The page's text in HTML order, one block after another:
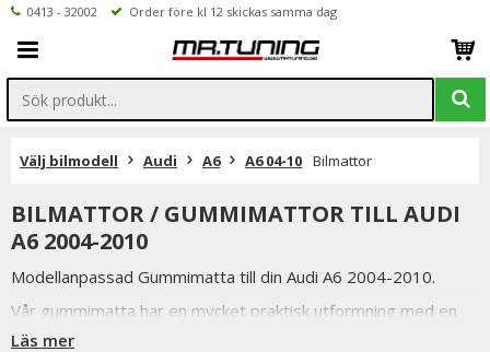
0413 - 32002 Order före kl 12 skickas samma dag
Välj bilmodell Audi A6 A6 04-10 Bilmattor
BILMATTOR / GUMMIMATTOR TILL AUDI
A6 2004-2010
Modellanpassad Gummimatta till din Audi A6 2004-2010.
Vår gummimatta har en mycket praktisk utformning med en
förhöjd kant som gör att smuts och vätskor stannar kvar på
Läs mer